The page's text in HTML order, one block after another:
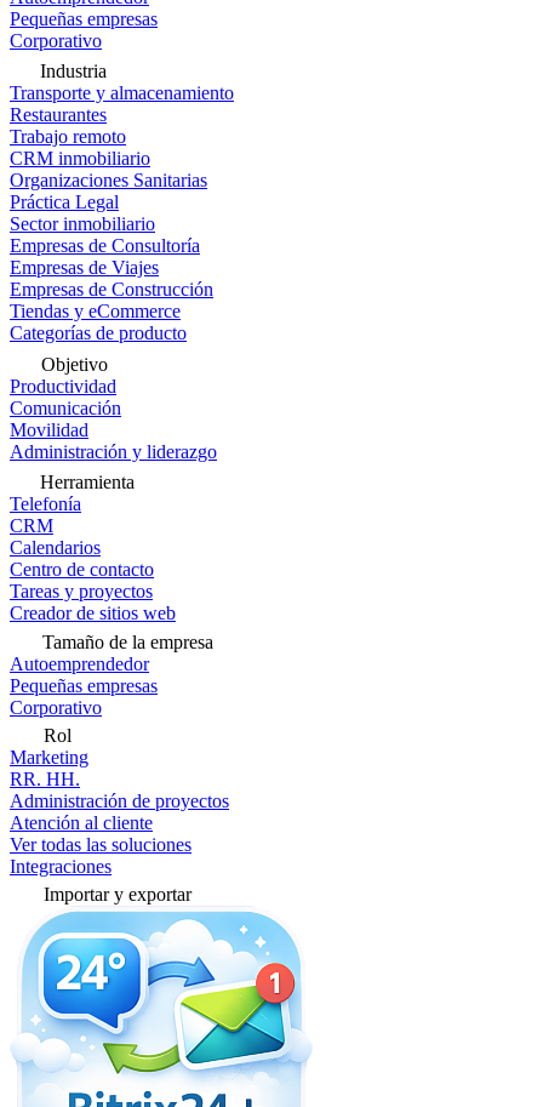
Pequeñas empresas
Corporativo
Industria
Transporte y almacenamiento
Restaurantes
Trabajo remoto
CRM inmobiliario
Organizaciones Sanitarias
Práctica Legal
Sector inmobiliario
Empresas de Consultoría
Empresas de Viajes
Empresas de Construcción
Tiendas y eCommerce
Categorías de producto
Objetivo
Productividad
Comunicación
Movilidad
Administración y liderazgo
Herramienta
Telefonía
CRM
Calendarios
Centro de contacto
Tareas y proyectos
Creador de sitios web
Tamaño de la empresa
Autoemprendedor
Pequeñas empresas
Corporativo
Rol
Marketing
RR. HH.
Administración de proyectos
Atención al cliente
Ver todas las soluciones
Integraciones
Importar y exportar